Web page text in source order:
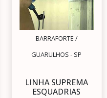
BARRAFORTE /
GUARULHOS - SP
LINHA SUPREMA
ESQUADRIAS